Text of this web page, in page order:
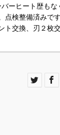
ーヒート歴も
点検整備済みで
ト交換、刃２枚